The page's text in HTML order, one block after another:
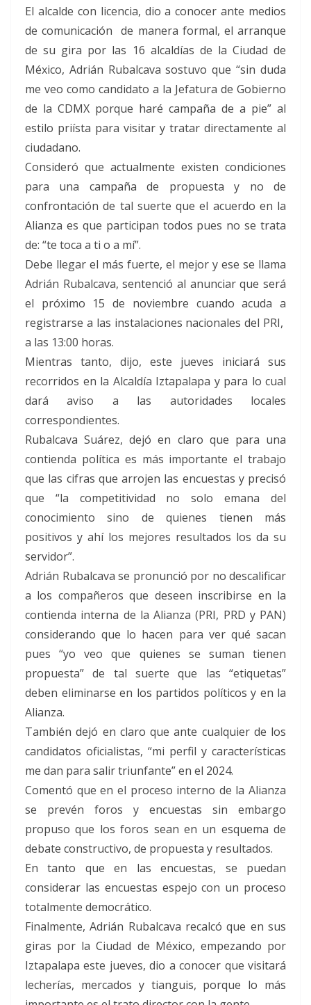
El alcalde con licencia, dio a conocer ante medios
de comunicación de manera formal, el arranque
de su gira por las 16 alcaldías de la Ciudad de
México, Adrián Rubalcava sostuvo que “sin duda
me veo como candidato a la Jefatura de Gobierno
de la CDMX porque haré campaña de a pie” al
estilo priísta para visitar y tratar directamente al
ciudadano.
Consideró que actualmente existen condiciones
para una campaña de propuesta y no de
confrontación de tal suerte que el acuerdo en la
Alianza es que participan todos pues no se trata
de: “te toca a ti o a mí”.
Debe llegar el más fuerte, el mejor y ese se llama
Adrián Rubalcava, sentenció al anunciar que será
el próximo 15 de noviembre cuando acuda a
registrarse a las instalaciones nacionales del PRI,
a las 13:00 horas.
Mientras tanto, dijo, este jueves iniciará sus
recorridos en la Alcaldía Iztapalapa y para lo cual
dará aviso a las autoridades locales
correspondientes.
Rubalcava Suárez, dejó en claro que para una
contienda política es más importante el trabajo
que las cifras que arrojen las encuestas y precisó
que “la competitividad no solo emana del
conocimiento sino de quienes tienen más
positivos y ahí los mejores resultados los da su
servidor”.
Adrián Rubalcava se pronunció por no descalificar
a los compañeros que deseen inscribirse en la
contienda interna de la Alianza (PRI, PRD y PAN)
considerando que lo hacen para ver qué sacan
pues “yo veo que quienes se suman tienen
propuesta” de tal suerte que las “etiquetas”
deben eliminarse en los partidos políticos y en la
Alianza.
También dejó en claro que ante cualquier de los
candidatos oficialistas, “mi perfil y características
me dan para salir triunfante” en el 2024.
Comentó que en el proceso interno de la Alianza
se prevén foros y encuestas sin embargo
propuso que los foros sean en un esquema de
debate constructivo, de propuesta y resultados.
En tanto que en las encuestas, se puedan
considerar las encuestas espejo con un proceso
totalmente democrático.
Finalmente, Adrián Rubalcava recalcó que en sus
giras por la Ciudad de México, empezando por
Iztapalapa este jueves, dio a conocer que visitará
lecherías, mercados y tianguis, porque lo más